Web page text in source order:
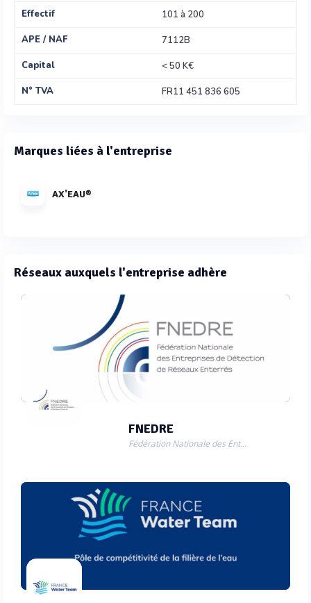
Effectif
101 à 200
APE / NAF
7112B
Capital
< 50 K€
N° TVA
FR11 451 836 605
Marques liées à l'entreprise
AX'EAU®
Réseaux auxquels l'entreprise adhère
FNEDRE
Fédération Nationale des Entreprises de Détection de Réseaux Enterrés